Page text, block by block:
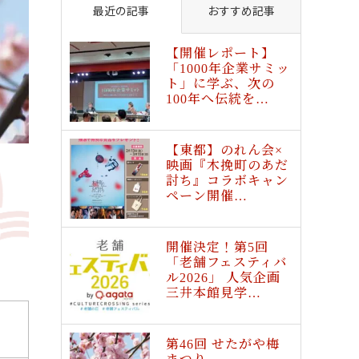
最近の記事 おすすめ記事
【開催レポート】
「1000年企業サミッ
ト」に学ぶ、次の
100年へ伝統を…
【東都】のれん会×
映画『木挽町のあだ
討ち』コラボキャン
ペーン開催…
開催決定！第5回
「老舗フェスティバ
ル2026」 人気企画
三井本館見学…
第46回 せたがや梅